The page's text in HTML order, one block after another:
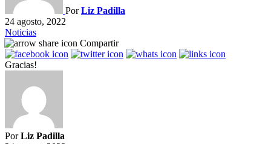
PorLiz Padilla
24 agosto, 2022
Noticias
Compartir
Gracias!
PorLiz Padilla